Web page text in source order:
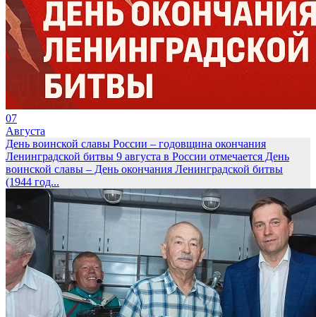
07
Августа
День воинской славы России – годовщина окончания
Ленинградской битвы 9 августа в России отмечается День
воинской славы – День окончания Ленинградской битвы
(1944 год...